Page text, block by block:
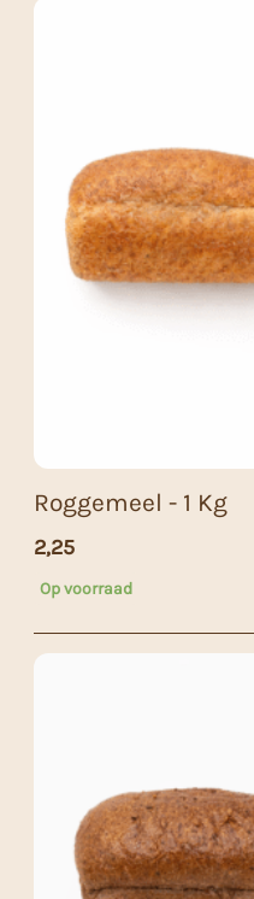
Roggemeel - 1 Kg
2,25
Op voorraad